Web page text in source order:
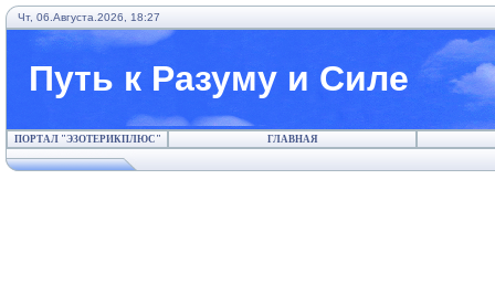
Чт, 06.Августа.2026, 18:27
Путь к Разуму и Силе
ПОРТАЛ "ЭЗОТЕРИКПЛЮС" ГЛАВНАЯ